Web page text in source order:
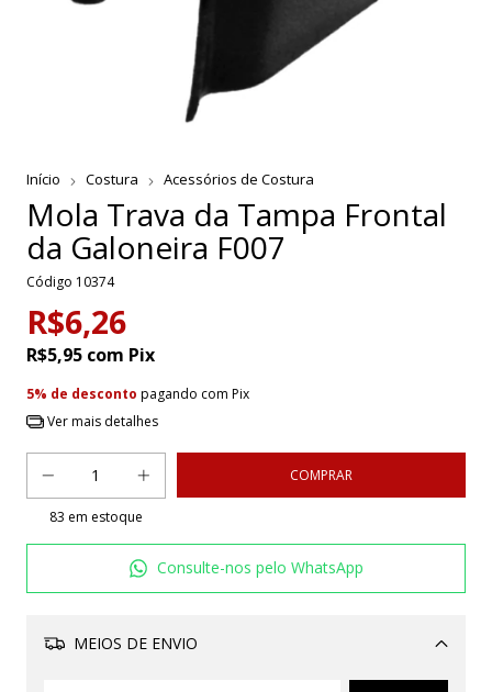
Início Costura Acessórios de Costura
Mola Trava da Tampa Frontal
da Galoneira F007
Código 10374
R$6,26
R$5,95 com Pix
5% de desconto pagando com Pix
Ver mais detalhes
83 em estoque
Consulte-nos pelo WhatsApp
MEIOS DE ENVIO
Alterar CEP